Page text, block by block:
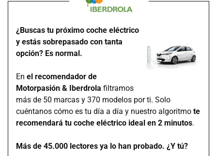
¿Buscas tu próximo coche eléctrico
y estás sobrepasado con tanta
opción? Es normal.
En el recomendador de
Motorpasión & Iberdrola filtramos
más de 50 marcas y 370 modelos por ti. Solo
cuéntanos cómo es tu día a día y nuestro algoritmo te
recomendará tu coche eléctrico ideal en 2 minutos.
Más de 45.000 lectores ya lo han probado. ¿Y tú?